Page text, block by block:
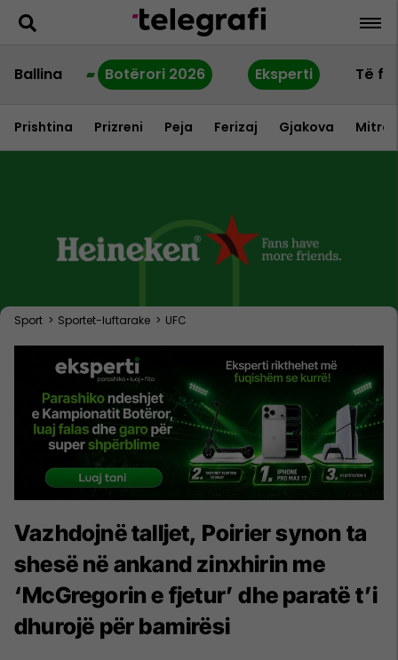
Ballina Botërori 2026 Eksperti Të
Prishtina Prizreni Peja Ferizaj Gjakova
Sport > Sportet-luftarake > UFC
Vazhdojnë talljet, Poirier synon ta
shesë në ankand zinxhirin me
‘McGregorin e fjetur’ dhe paratë t’i
dhurojë për bamirësi